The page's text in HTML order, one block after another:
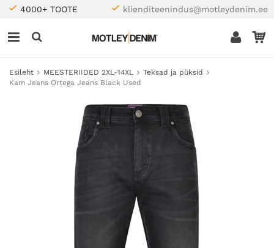
4000+ TOOTE klienditeenindus@motleydenim.ee
Esileht MEESTERIIDED 2XL-14XL
Teksad ja püksid
Kam Jeans Ortega Jeans Black Used